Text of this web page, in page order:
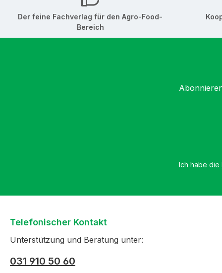
Der feine Fachverlag für den Agro-Food-
Bereich
Ich habe die
Telefonischer Kontakt
Unterstützung und Beratung unter:
031 910 50 60